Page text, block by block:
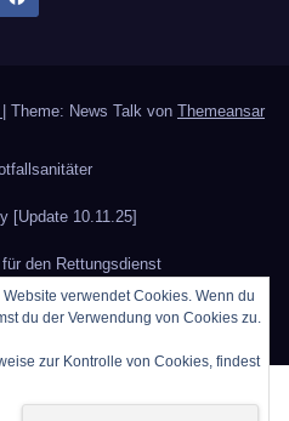
Theme: News Talk von Themeansar
[Update 10.11.25]
für den Rettungsdienst
Rettungsdienstblog.eu
verwendet Cookies. Wenn du
du der Verwendung von Cookies zu.
zur Kontrolle von Cookies, findest